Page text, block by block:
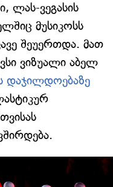
ლას-ვეგასის
მუსიკოსს
შეუერთდა. მათ
ვიზუალი აბელ
დაჯილდოებაზე